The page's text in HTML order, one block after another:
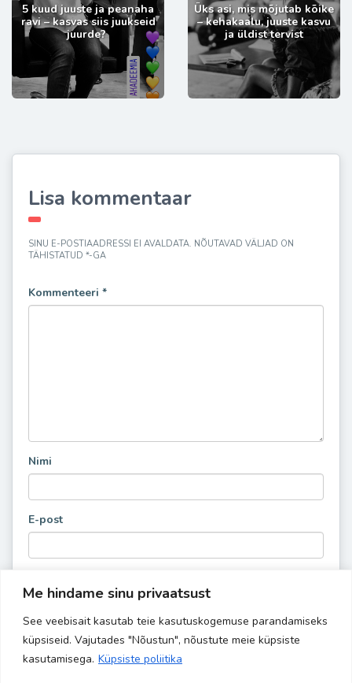
Me hindame sinu privaatsust
See veebisait kasutab teie kasutuskogemuse parandamiseks
küpsiseid. Vajutades "Nõustun", nõustute meie küpsiste
kasutamisega. Küpsiste poliitika
5 kuud juuste ja peanaha
ravi – kasvas siis juukseid
juurde?
Üks asi, mis mõjutab kõike
– kehakaalu, juuste kasvu
ja üldist tervist
Lisa kommentaar
SINU E-POSTIAADRESSI EI AVALDATA. NÕUTAVAD VÄLJAD ON
TÄHISTATUD *-GA
Kommenteeri *
Nimi
E-post